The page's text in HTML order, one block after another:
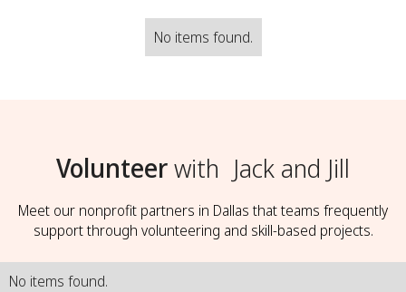
No items found.
Volunteerwith Jack and Jill
Meet our nonprofit partners in Dallas that teams frequently
support through volunteering and skill-based projects.
No items found.